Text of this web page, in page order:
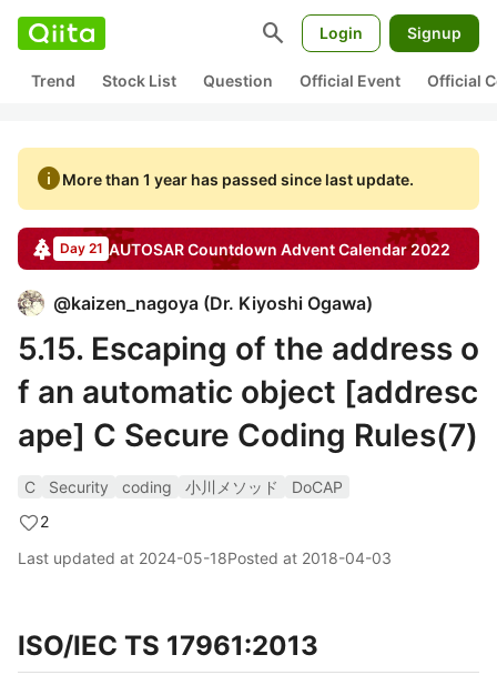
search Login Signup
Trend Stock List Question Official Event Official
infoMore than 1 year has passed since last update.
Day 21 AUTOSAR Countdown Advent Calendar 2022
@kaizen_nagoya (Dr. Kiyoshi Ogawa)
5.15. Escaping of the address o
f an automatic object [addresc
ape] C Secure Coding Rules(7)
C Security coding 小川メソッド
DoCAP
2
Last updated at 2024-05-18Posted at 2018-04-03
ISO/IEC TS 17961:2013